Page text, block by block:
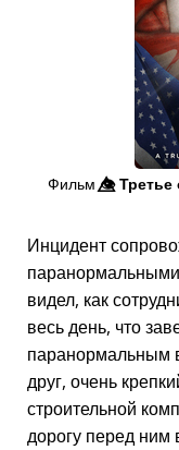
Фильм👁️⃤Третье
Инцидент
видел, как
весь день, что
паранормальным
друг, очень
строительной
дорогу перед ним